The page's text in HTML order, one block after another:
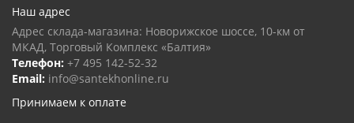
Наш адрес
Адрес склада-магазина: Новорижское шоссе, 10-км от
МКАД, Торговый Комплекс «Балтия»
Телефон: +7 495 142-52-32
Email: info@santekhonline.ru
Принимаем к оплате